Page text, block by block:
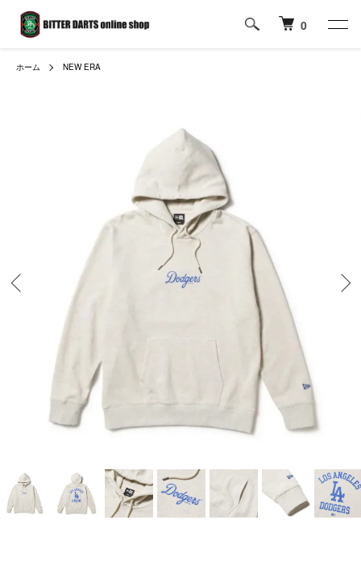
0
ホーム NEW ERA